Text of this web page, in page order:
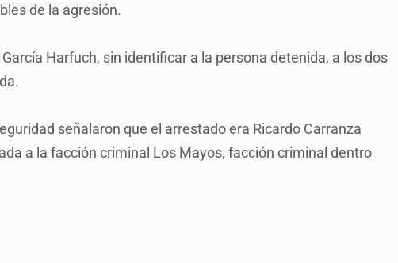
de la agresión.
Harfuch, sin identificar a la persona detenida, a los dos
señalaron que el arrestado era Ricardo Carranza
a la facción criminal Los Mayos, facción criminal dentro